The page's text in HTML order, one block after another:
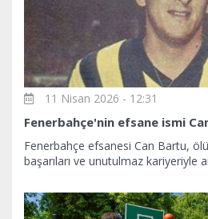
11 Nisan 2026 - 12:31
Fenerbahçe'nin efsane ismi
Fenerbahçe efsanesi Can Bartu,
başarıları ve unutulmaz kariyeriyle